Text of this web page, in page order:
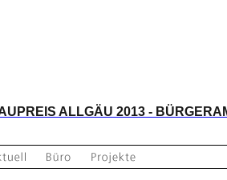
ALLGÄU 2013 -